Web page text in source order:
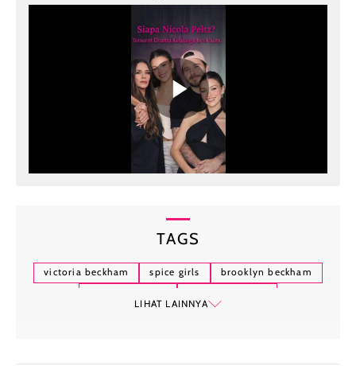
TAGS
victoria beckham spice girls
brooklyn beckham
LIHAT LAINNYA